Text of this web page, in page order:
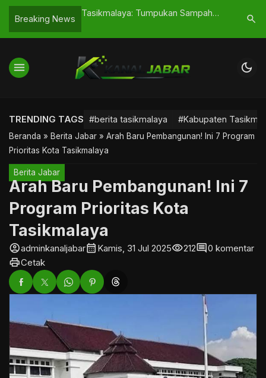
Breaking News
Ujian Kebijakan
Tasikmalaya: Tumpukan Sampah
Menggunung
Air Mata
search
menu dark_mode
TRENDING TAGS #berita tasikmalaya #Kabupaten
Beranda » Berita Jabar » Arah Baru Pembangunan! Ini 7 Program
Prioritas Kota Tasikmalaya
Berita Jabar
Arah Baru Pembangunan! Ini 7
Program Prioritas Kota
Tasikmalaya
account_circleadminkanaljabarcalendar_month Kamis, 31 Jul 2025visibility212comment0 komentar
printCetak